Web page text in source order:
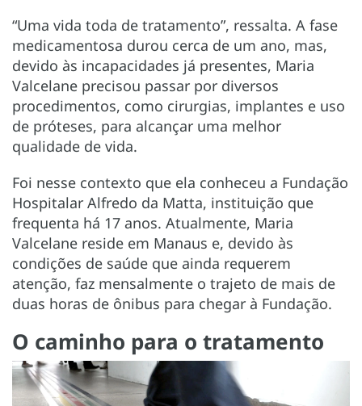
“Uma vida toda de tratamento”, ressalta. A fase
medicamentosa durou cerca de um ano, mas,
devido às incapacidades já presentes, Maria
Valcelane precisou passar por diversos
procedimentos, como cirurgias, implantes e uso
de próteses, para alcançar uma melhor
qualidade de vida.
Foi nesse contexto que ela conheceu a Fundação
Hospitalar Alfredo da Matta, instituição que
frequenta há 17 anos. Atualmente, Maria
Valcelane reside em Manaus e, devido às
condições de saúde que ainda requerem
atenção, faz mensalmente o trajeto de mais de
duas horas de ônibus para chegar à Fundação.
O caminho para o tratamento